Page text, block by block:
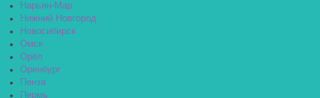
Нарьян-Мар
Нижний Новгород
Новосибирск
Омск
Орёл
Оренбург
Пенза
Пермь